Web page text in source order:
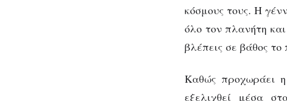
κόσμους τους. Η
όλο τον πλανήτη
βλέπεις σε βάθος το
Καθώς προχωράει
εξελιχθεί μέσα